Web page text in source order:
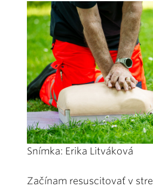
Snímka: Erika Litváková
Začínam resuscitovať v